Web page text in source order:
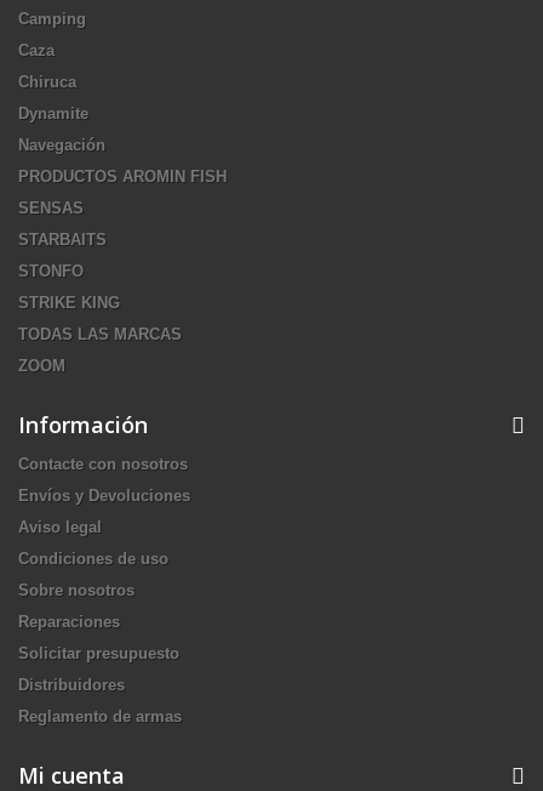
Camping
Caza
Chiruca
Dynamite
Navegación
PRODUCTOS AROMIN FISH
SENSAS
STARBAITS
STONFO
STRIKE KING
TODAS LAS MARCAS
ZOOM
Información
Contacte con nosotros
Envíos y Devoluciones
Aviso legal
Condiciones de uso
Sobre nosotros
Reparaciones
Solicitar presupuesto
Distribuidores
Reglamento de armas
Mi cuenta